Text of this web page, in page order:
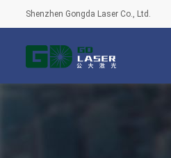
Shenzhen Gongda Laser Co., Ltd.